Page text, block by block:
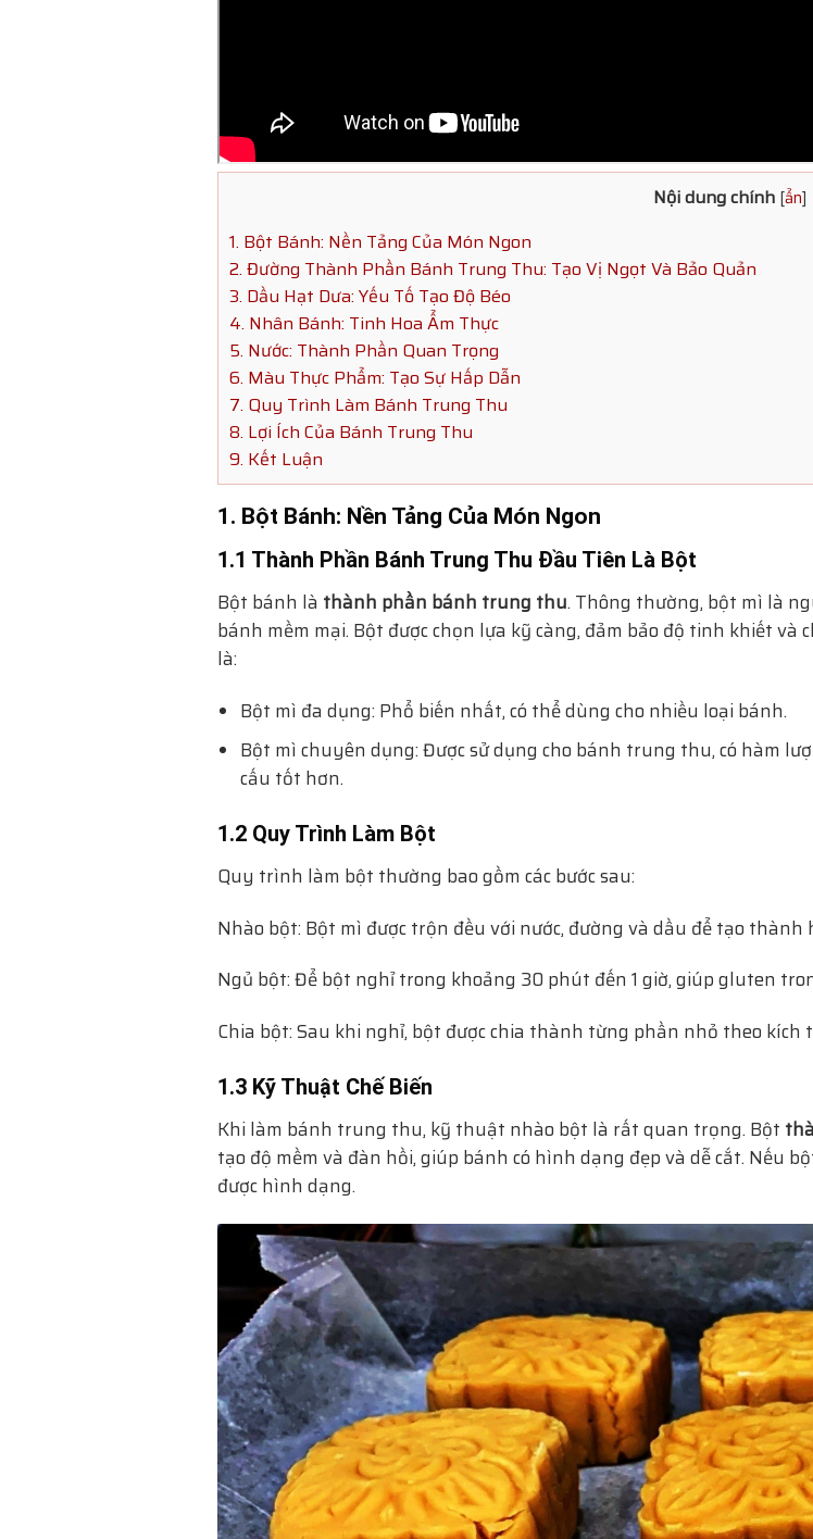
Nội dung chính [ẩn]
1. Bột Bánh: Nền Tảng Của Món Ngon
2. Đường Thành Phần Bánh Trung Thu: Tạo Vị Ngọt Và Bảo Quản
3. Dầu Hạt Dưa: Yếu Tố Tạo Độ Béo
4. Nhân Bánh: Tinh Hoa Ẩm Thực
5. Nước: Thành Phần Quan Trọng
6. Màu Thực Phẩm: Tạo Sự Hấp Dẫn
7. Quy Trình Làm Bánh Trung Thu
8. Lợi Ích Của Bánh Trung Thu
9. Kết Luận
1. Bột Bánh: Nền Tảng Của Món Ngon
1.1 Thành Phần Bánh Trung Thu Đầu Tiên Là Bột
Bột bánh là thành phần bánh trung thu. Thông thường, bột mì là
bánh mềm mại. Bột được chọn lựa kỹ càng, đảm bảo độ tinh khiết
là:
Bột mì đa dụng: Phổ biến nhất, có thể dùng cho nhiều loại bánh.
Bột mì chuyên dụng: Được sử dụng cho bánh trung thu, có hàm
cấu tốt hơn.
1.2 Quy Trình Làm Bột
Quy trình làm bột thường bao gồm các bước sau:
Nhào bột: Bột mì được trộn đều với nước, đường và dầu để tạo
Ngủ bột: Để bột nghỉ trong khoảng 30 phút đến 1 giờ, giúp gluten
Chia bột: Sau khi nghỉ, bột được chia thành từng phần nhỏ theo kích
1.3 Kỹ Thuật Chế Biến
Khi làm bánh trung thu, kỹ thuật nhào bột là rất quan trọng. Bột
tạo độ mềm và đàn hồi, giúp bánh có hình dạng đẹp và dễ cắt. Nếu
được hình dạng.